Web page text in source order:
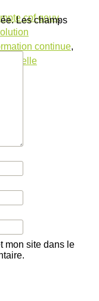
cpf gouv,
continue,
Les champs
mon site dans le